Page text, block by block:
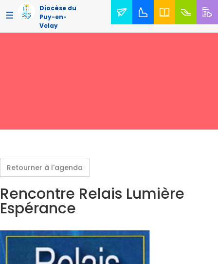
Diocèse du
Puy-en-
Velay
Retourner à l'agenda
Rencontre Relais Lumière
Espérance